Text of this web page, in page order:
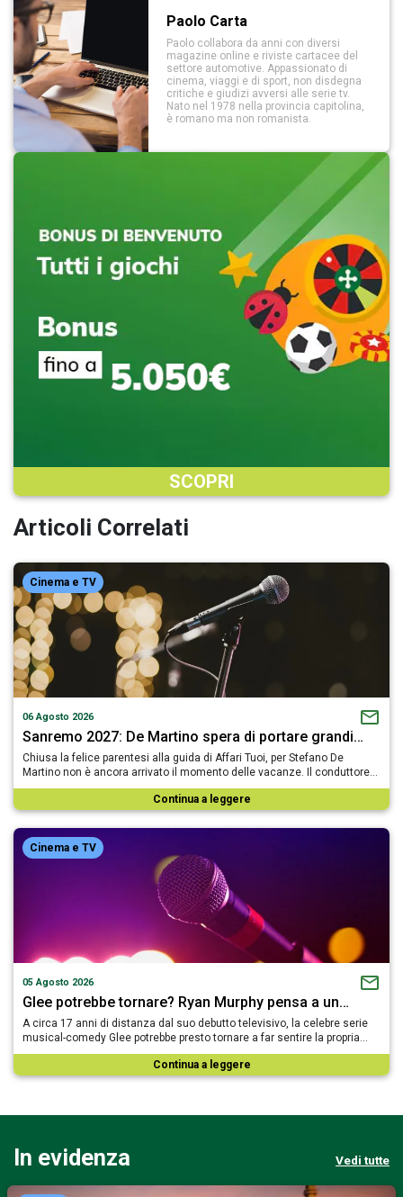
Paolo Carta
Paolo collabora da anni con diversi
magazine online e riviste cartacee del
settore automotive. Appassionato di
cinema, viaggi e di sport, non disdegna
critiche e giudizi avversi alle serie tv.
Nato nel 1978 nella provincia capitolina,
è romano ma non romanista.
SCOPRI
Articoli Correlati
Cinema e TV
06 Agosto 2026
Sanremo 2027: De Martino spera di portare grandi…
Chiusa la felice parentesi alla guida di Affari Tuoi, per Stefano De
Martino non è ancora arrivato il momento delle vacanze. Il conduttore…
Continua a leggere
Cinema e TV
05 Agosto 2026
Glee potrebbe tornare? Ryan Murphy pensa a un…
A circa 17 anni di distanza dal suo debutto televisivo, la celebre serie
musical-comedy Glee potrebbe presto tornare a far sentire la propria…
Continua a leggere
In evidenza Vedi tutte